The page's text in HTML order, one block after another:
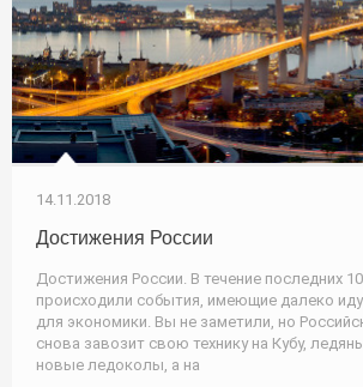
14.11.2018
Достижения России
Достижения России. В течение последних
происходили события, имеющие далеко
для экономики. Вы не заметили, но
снова завозит свою технику на Кубу,
новые ледоколы, а на